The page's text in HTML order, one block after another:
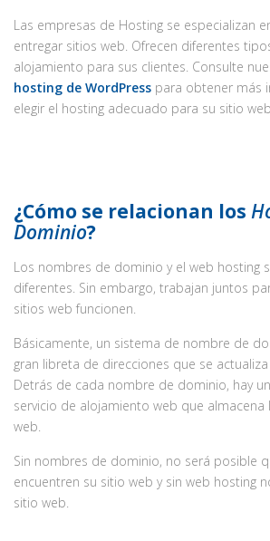
Las empresas de Hosting se especializan
entregar sitios web. Ofrecen diferentes
alojamiento para sus clientes. Consulte
hosting de WordPress para obtener más
elegir el hosting adecuado para su sitio
¿Cómo se relacionan los
Dominio?
Los nombres de dominio y el web hosting
diferentes. Sin embargo, trabajan juntos
sitios web funcionen.
Básicamente, un sistema de nombre de
gran libreta de direcciones que se
Detrás de cada nombre de dominio, hay
servicio de alojamiento web que almacena
web.
Sin nombres de dominio, no será posible
encuentren su sitio web y sin web hosting
sitio web.